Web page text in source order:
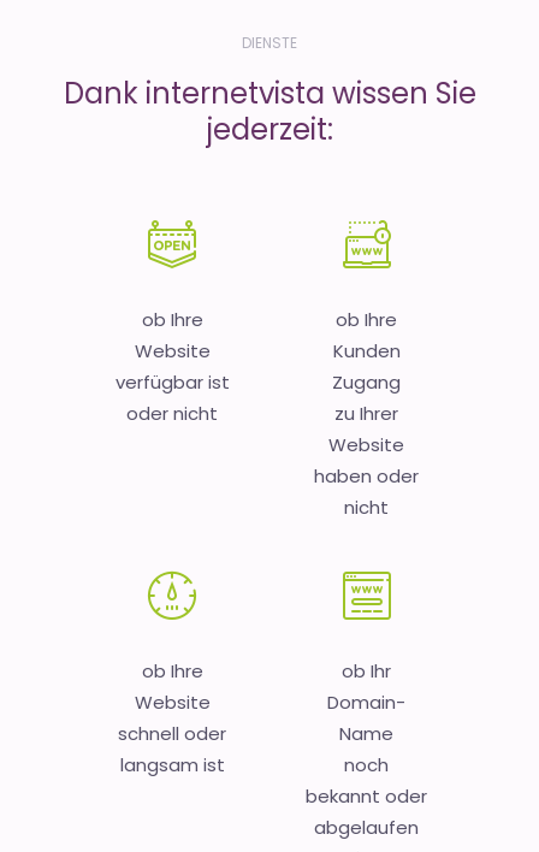
DIENSTE
Dank internetvista wissen Sie
jederzeit:
ob Ihre
Website
verfügbar ist
oder nicht
ob Ihre
Kunden
Zugang
zu Ihrer
Website
haben oder
nicht
ob Ihre
Website
schnell oder
langsam ist
ob Ihr
Domain-
Name
noch
bekannt oder
abgelaufen